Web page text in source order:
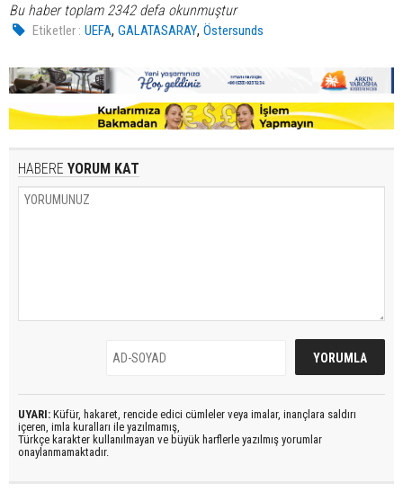
Bu haber toplam 2342 defa okunmuştur
Etiketler : UEFA,GALATASARAY,Östersunds
HABERE YORUM KAT
UYARI: Küfür, hakaret, rencide edici cümleler veya imalar, inançlara saldırı
içeren, imla kuralları ile yazılmamış,
Türkçe karakter kullanılmayan ve büyük harflerle yazılmış yorumlar
onaylanmamaktadır.